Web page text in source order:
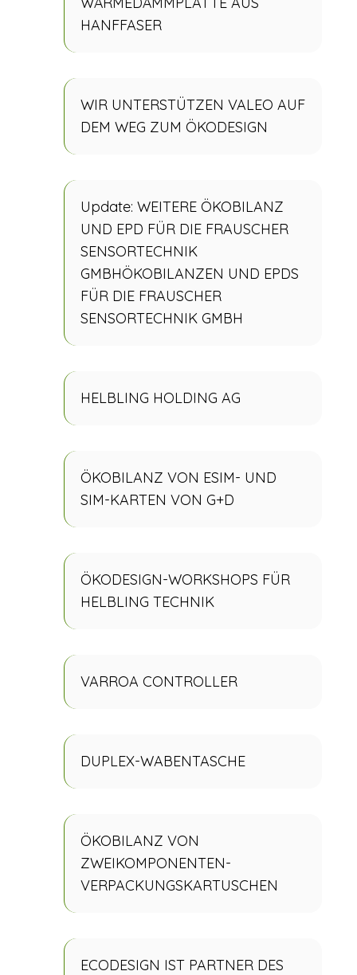
HANFFASER
WIR UNTERSTÜTZEN VALEO AUF
DEM WEG ZUM ÖKODESIGN
Update: WEITERE ÖKOBILANZ
UND EPD FÜR DIE FRAUSCHER
SENSORTECHNIK
GMBHÖKOBILANZEN UND EPDS
FÜR DIE FRAUSCHER
SENSORTECHNIK GMBH
HELBLING HOLDING AG
ÖKOBILANZ VON ESIM- UND
SIM-KARTEN VON G+D
ÖKODESIGN-WORKSHOPS FÜR
HELBLING TECHNIK
VARROA CONTROLLER
DUPLEX-WABENTASCHE
ÖKOBILANZ VON
ZWEIKOMPONENTEN-
VERPACKUNGSKARTUSCHEN
ECODESIGN IST PARTNER DES